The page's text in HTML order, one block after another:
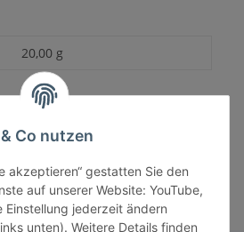
20,00 g
Co nutzen
akzeptieren“ gestatten Sie den
auf unserer Website: YouTube,
Einstellung jederzeit ändern
unten). Weitere Details finden